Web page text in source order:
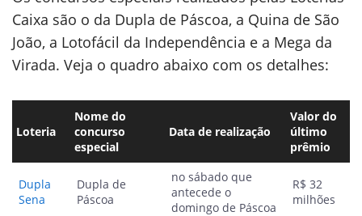
Caixa são o da Dupla de Páscoa, a Quina de São
João, a Lotofácil da Independência e a Mega da
Virada. Veja o quadro abaixo com os detalhes:
Loteria
Nome do
concurso
especial
Data de realização
Valor do
último
prêmio
Dupla
Sena
Dupla de
Páscoa
no sábado que
antecede o
domingo de Páscoa
R$ 32
milhões